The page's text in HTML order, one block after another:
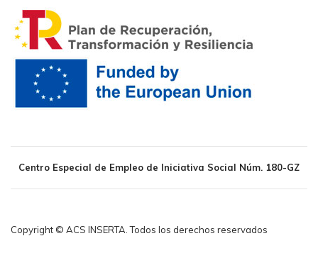
Centro Especial de Empleo de Iniciativa Social Núm. 180-GZ
Copyright © ACS INSERTA. Todos los derechos reservados